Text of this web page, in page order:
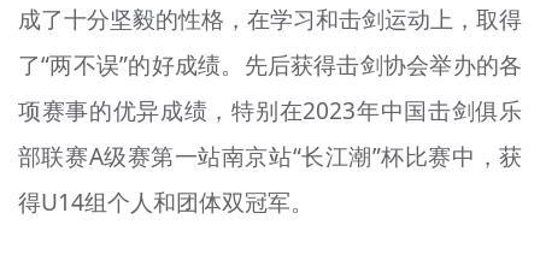
成了十分坚毅的性格，在学习和击剑运动上，取得
了“两不误”的好成绩。先后获得击剑协会举办的各
项赛事的优异成绩，特别在2023年中国击剑俱乐
部联赛A级赛第一站南京站“长江潮”杯比赛中，获
得U14组个人和团体双冠军。